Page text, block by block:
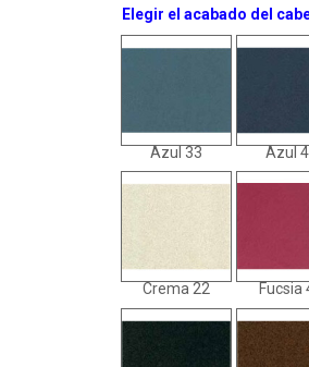
Elegir el acabado del
Azul 33 Azul
Crema 22 Fucsia